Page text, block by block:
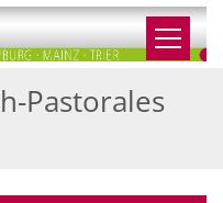
Pastorales